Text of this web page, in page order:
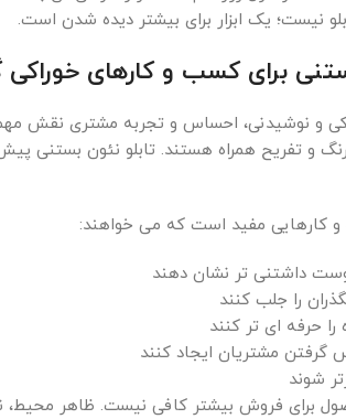
نیست؛ یک ابزار برای بیشتر دیده شدن است.
برای کسب و کارهای
و نوشیدنی، احساس و تجربه مشتری نقش
رنگ و تفریح همراه هستند. تابلو نئون
و کارهایی مفید است که می خواهند:
داشتنی تر نشان دهند
را جلب کنند
را حرفه ای تر کنند
مشتریان ایجاد کنند
شوند
برای فروش بیشتر کافی نیست. ظاهر محیط،